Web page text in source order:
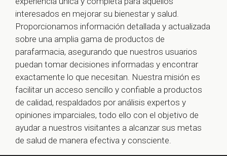
interesados en mejorar su bienestar y salud.
Proporcionamos información detallada y actualizada
sobre una amplia gama de productos de
parafarmacia, asegurando que nuestros usuarios
puedan tomar decisiones informadas y encontrar
exactamente lo que necesitan. Nuestra misión es
facilitar un acceso sencillo y confiable a productos
de calidad, respaldados por análisis expertos y
opiniones imparciales, todo ello con el objetivo de
ayudar a nuestros visitantes a alcanzar sus metas
de salud de manera efectiva y consciente.